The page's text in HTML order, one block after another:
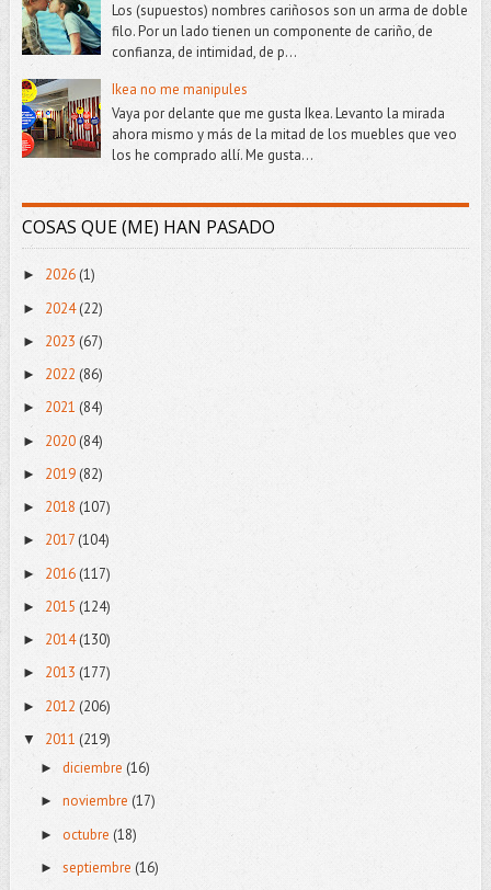
Los (supuestos) nombres cariñosos son un arma de doble
filo. Por un lado tienen un componente de cariño, de
confianza, de intimidad, de p...
Ikea no me manipules
Vaya por delante que me gusta Ikea. Levanto la mirada
ahora mismo y más de la mitad de los muebles que veo
los he comprado allí. Me gusta...
COSAS QUE (ME) HAN PASADO
► 2026 (1)
► 2024(22)
► 2023 (67)
► 2022 (86)
► 2021 (84)
► 2020(84)
► 2019(82)
► 2018 (107)
► 2017 (104)
► 2016(117)
► 2015 (124)
► 2014(130)
► 2013 (177)
► 2012 (206)
▼ 2011 (219)
► diciembre (16)
► noviembre (17)
► octubre (18)
► septiembre (16)